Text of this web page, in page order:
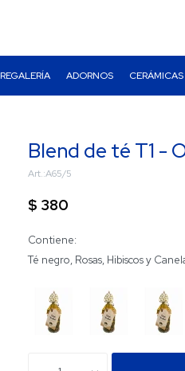
REGALERÍA ADORNOS CERÁMICAS
Blend de té T1 -
A65/5
$ 380
Contiene:
Té negro, Rosas, Hibiscos y